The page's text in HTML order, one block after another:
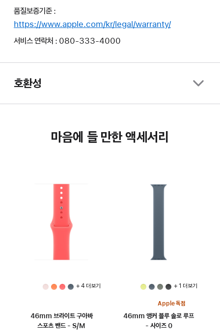
품질보증기준 :
https://www.apple.com/kr/legal/warranty/
서비스 연락처 : 080-333-4000
호환성
마음에 들 만한 액세서리
+ 4 더 보기
46mm 브라이트 구아바
스포츠 밴드 - S/M
+ 1 더 보기
Apple 독점
46mm 앵커 블루 솔로 루프
- 사이즈 0